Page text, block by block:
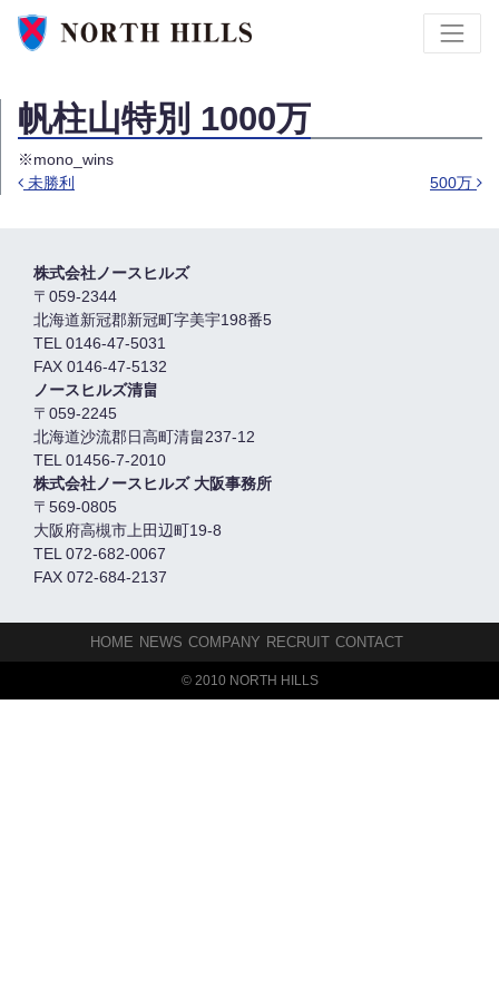
帆柱山特別 1000万
※mono_wins
未勝利 500万
株式会社ノースヒルズ
〒059-2344
北海道新冠郡新冠町字美宇198番5
TEL 0146-47-5031
FAX 0146-47-5132
ノースヒルズ清畠
〒059-2245
北海道沙流郡日高町清畠237-12
TEL 01456-7-2010
株式会社ノースヒルズ 大阪事務所
〒569-0805
大阪府高槻市上田辺町19-8
TEL 072-682-0067
FAX 072-684-2137
HOME NEWS COMPANY RECRUIT CONTACT
© 2010 NORTH HILLS